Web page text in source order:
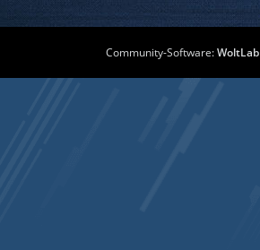
Community-Software: